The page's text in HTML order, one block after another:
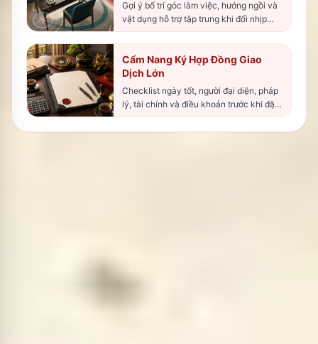
Gợi ý bố trí góc làm việc, hướng ngồi và
vật dụng hỗ trợ tập trung khi đổi nhịp
nghề nghiệp.
Cẩm Nang Ký Hợp Đồng Giao
Dịch Lớn
Checklist ngày tốt, người đại diện, pháp
lý, tài chính và điều khoản trước khi đặt
bút.